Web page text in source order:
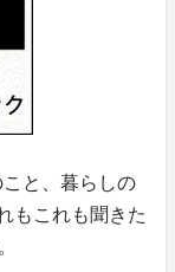
と、暮らしの
もこれも聞きた